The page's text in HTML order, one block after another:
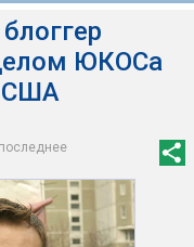
ЮКОСа
США